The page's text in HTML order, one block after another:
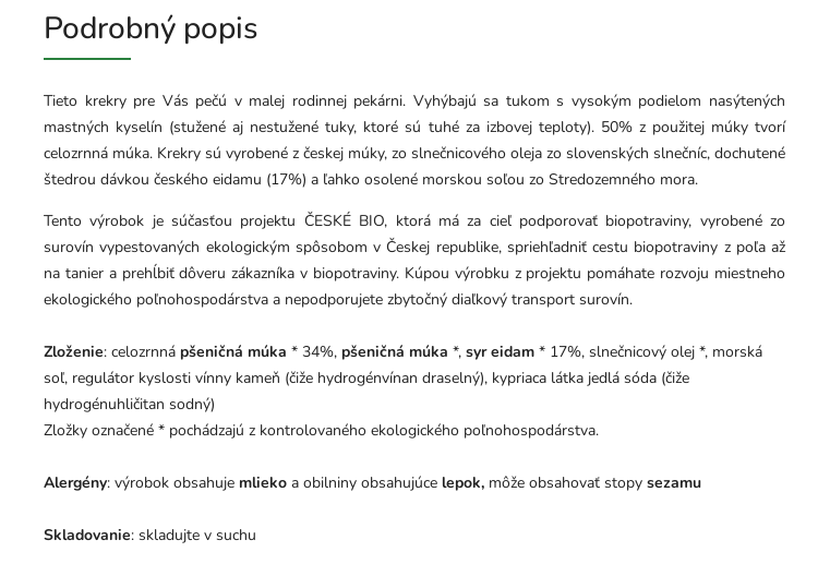
Podrobný popis
Tieto krekry pre Vás pečú v malej rodinnej pekárni. Vyhýbajú sa tukom s vysokým podielom nasýtených
mastných kyselín (stužené aj nestužené tuky, ktoré sú tuhé za izbovej teploty). 50% z použitej múky tvorí
celozrnná múka. Krekry sú vyrobené z českej múky, zo slnečnicového oleja zo slovenských slnečníc, dochutené
štedrou dávkou českého eidamu (17%) a ľahko osolené morskou soľou zo Stredozemného mora.
Tento výrobok je súčasťou projektu ČESKÉ BIO, ktorá má za cieľ podporovať biopotraviny, vyrobené zo
surovín vypestovaných ekologickým spôsobom v Českej republike, spriehľadniť cestu biopotraviny z poľa až
na tanier a prehĺbiť dôveru zákazníka v biopotraviny. Kúpou výrobku z projektu pomáhate rozvoju miestneho
ekologického poľnohospodárstva a nepodporujete zbytočný diaľkový transport surovín.
Zloženie: celozrnná pšeničná múka * 34%, pšeničná múka *, syr eidam * 17%, slnečnicový olej *, morská
soľ, regulátor kyslosti vínny kameň (čiže hydrogénvínan draselný), kypriaca látka jedlá sóda (čiže
hydrogénuhličitan sodný)
Zložky označené * pochádzajú z kontrolovaného ekologického poľnohospodárstva.
Alergény: výrobok obsahuje mlieko a obilniny obsahujúce lepok, môže obsahovať stopy sezamu
Skladovanie: skladujte v suchu